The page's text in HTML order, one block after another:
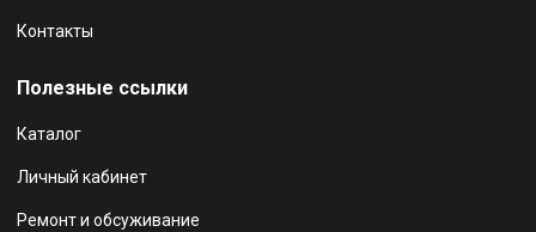
Контакты
Полезные ссылки
Каталог
Личный кабинет
Ремонт и обсуживание